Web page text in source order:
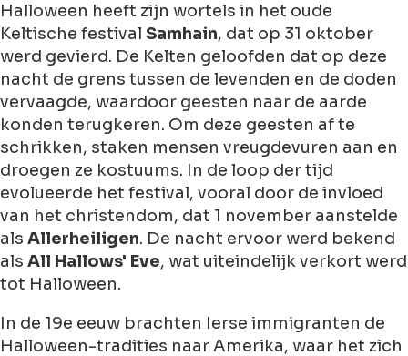
Halloween heeft zijn wortels in het oude
Keltische festival Samhain, dat op 31 oktober
werd gevierd. De Kelten geloofden dat op deze
nacht de grens tussen de levenden en de doden
vervaagde, waardoor geesten naar de aarde
konden terugkeren. Om deze geesten af te
schrikken, staken mensen vreugdevuren aan en
droegen ze kostuums. In de loop der tijd
evolueerde het festival, vooral door de invloed
van het christendom, dat 1 november aanstelde
als Allerheiligen. De nacht ervoor werd bekend
als All Hallows' Eve, wat uiteindelijk verkort werd
tot Halloween.
In de 19e eeuw brachten Ierse immigranten de
Halloween-tradities naar Amerika, waar het zich